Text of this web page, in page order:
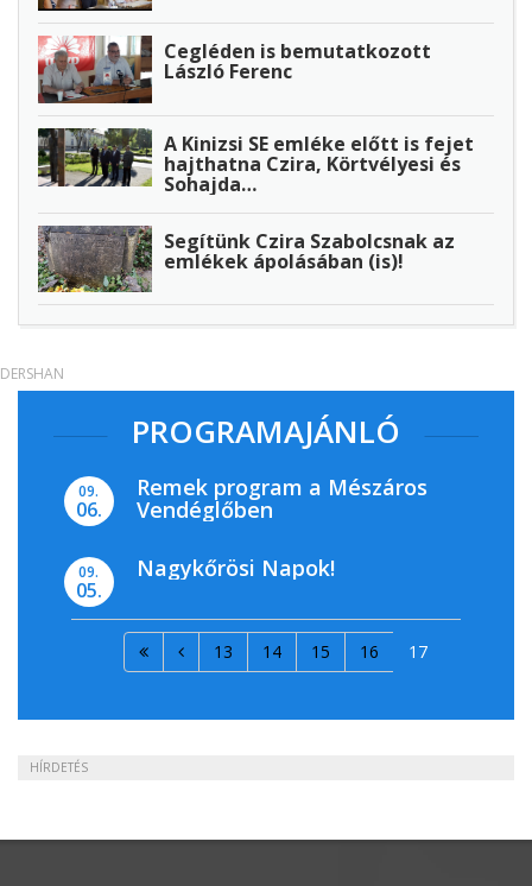
Cegléden is bemutatkozott
László Ferenc
A Kinizsi SE emléke előtt is fejet
hajthatna Czira, Körtvélyesi és
Sohajda…
Segítünk Czira Szabolcsnak az
emlékek ápolásában (is)!
PROGRAMAJÁNLÓ
09.
06.
Remek program a Mészáros
Vendéglőben
09.
05.
Nagykőrösi Napok!
13 14 15 16 17
HÍRDETÉS
DERSHAN